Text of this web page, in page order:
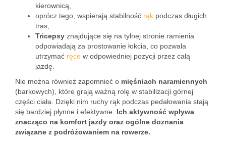
kierownicą,
oprócz tego, wspierają stabilność rąk podczas długich
tras,
Tricepsy znajdujące się na tylnej stronie ramienia
odpowiadają za prostowanie łokcia, co pozwala
utrzymać ręce w odpowiedniej pozycji przez całą
jazdę.
Nie można również zapomnieć o mięśniach naramiennych
(barkowych), które grają ważną rolę w stabilizacji górnej
części ciała. Dzięki nim ruchy rąk podczas pedałowania stają
się bardziej płynne i efektywne. Ich aktywność wpływa
znacząco na komfort jazdy oraz ogólne doznania
związane z podróżowaniem na rowerze.